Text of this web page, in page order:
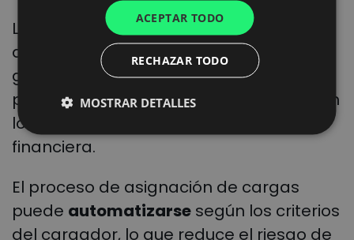
La solución CargoON Freightspermite la
digitalización de todo el proceso de
gestión del transporte: desde la
planificación y la colaboración diaria con
los transportistas, hasta la liquidación
financiera.
El proceso de asignación de cargas
puede automatizarse según los criterios
del cargador, lo que reduce el riesgo de
FRENCH
ACEPTAR TODO
RECHAZAR TODO
MOSTRAR DETALLES